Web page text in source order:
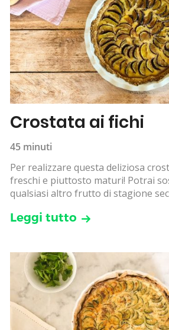
Crostata ai fichi
45 minuti
Per realizzare questa deliziosa
freschi e piuttosto maturi! Potrai
qualsiasi altro frutto di stagione
Leggi tutto